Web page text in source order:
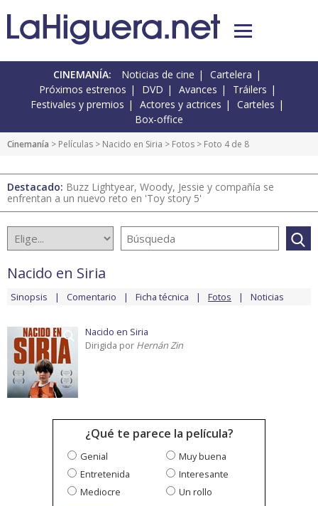
CINEMANÍA: Noticias de cine
Cartelera
Próximos estrenos
DVD Avances
Tráilers
Festivales y premios
Actores y actrices
Carteles
Box-office
Cinemanía > Películas > Nacido en Siria > Fotos > Foto 4 de 8
Destacado: Buzz Lightyear, Woody, Jessie y compañía se
enfrentan a un nuevo reto en 'Toy story 5'
Nacido en Siria
Sinopsis Comentario Ficha técnica Fotos Noticias
Nacido en Siria
Dirigida por Hernán Zin
¿Qué te parece la película?
Genial
Muy buena
Entretenida
Interesante
Mediocre
Un rollo